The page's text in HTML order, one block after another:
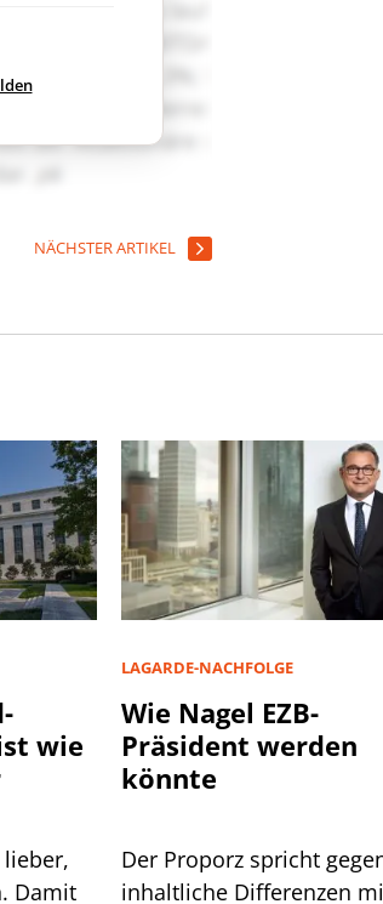
NÄCHSTER ARTIKEL
wie
lieber,
Damit
LAGARDE-NACHFOLGE
Wie Nagel EZB-
Präsident werden
könnte
Der Proporz spricht
inhaltliche Differenzen